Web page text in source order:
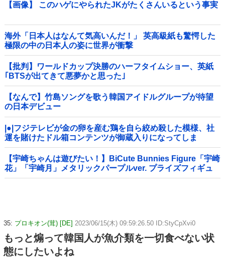
【画像】 このハゲにやられたJKがたくさんいるという事実
海外「日本人はなんて気高いんだ！」 英高級紙も驚愕した
極限の中の日本人の姿に世界が衝撃
【批判】ワールドカップ決勝のハーフタイムショー、英紙
｢BTSが出てきて悪夢かと思った｣
【なんで】竹島ソングを歌う韓国アイドルグループが待望
の日本デビュー
|●|フジテレビが金の卵を産む鶏を自ら絞め殺した模様、社
運を賭けたドル箱コンテンツが御蔵入りになってしま
い……
【宇崎ちゃんは遊びたい！】BiCute Bunnies Figure「宇崎
花」「宇崎月」メタリックパープルver. プライズフィギュ
ア【ラウンドワン限定で展開決定】
35: プロキオン(茸) [DE] 2023/06/15(木) 09:59:26.50 ID:StyCpXvi0
もっと煽って韓国人が魚介類を一切食べない状
態にしたいよね